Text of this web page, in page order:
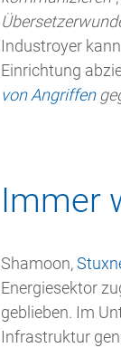
Industroyer
Einrichtung
von Angriffen
Immer
Shamoon,
Energiesektor
geblieben. Im
Infrastruktur